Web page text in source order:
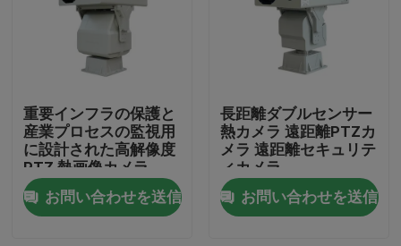
重要インフラの保護と
産業プロセスの監視用
に設計された高解像度
PTZ 熱画像カメラ
お問い合わせを送信
長距離ダブルセンサー
熱カメラ 遠距離PTZカ
メラ 遠距離セキュリテ
ィカメラ
お問い合わせを送信